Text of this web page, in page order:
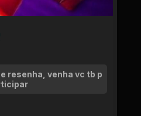
resenha, venha vc tb p